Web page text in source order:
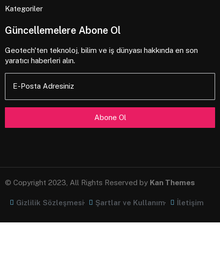
Kategoriler
Güncellemelere Abone Ol
Geotech'ten teknoloj, bilim ve iş dünyası hakkında en son
yaratıcı haberleri alın.
E-Posta Adresiniz
© Copyright 2023, All Rights Reserved by Kan Themes
Gizlilik Sözleşmesi Şartlar ve Kullanım İletişim